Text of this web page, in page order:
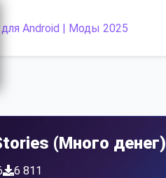
(Много денег)
6 811